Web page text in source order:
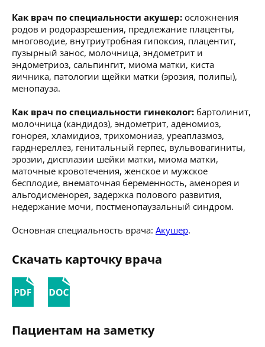
Как врач по специальности акушер: осложнения
родов и родоразрешения, предлежание плаценты,
многоводие, внутриутробная гипоксия, плацентит,
пузырный занос, молочница, эндометрит и
эндометриоз, сальпингит, миома матки, киста
яичника, патологии щейки матки (эрозия, полипы),
менопауза.
Как врач по специальности гинеколог: бартолинит,
молочница (кандидоз), эндометрит, аденомиоз,
гонорея, хламидиоз, трихомониаз, уреаплазмоз,
гарднереллез, генитальный герпес, вульвовагиниты,
эрозии, дисплазии шейки матки, миома матки,
маточные кровотечения, женское и мужское
бесплодие, внематочная беременность, аменорея и
альгодисменорея, задержка полового развития,
недержание мочи, постменопаузальный синдром.
Основная специальность врача: Акушер.
Скачать карточку врача
Пациентам на заметку